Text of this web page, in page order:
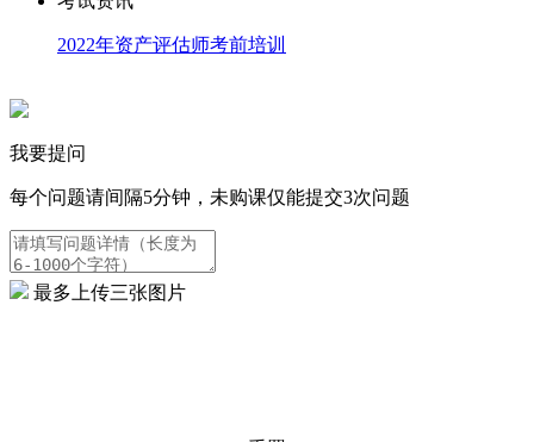
2022年资产评估师考前培训
我要提问
每个问题请间隔5分钟，未购课仅能提交3次问题
最多上传三张图片